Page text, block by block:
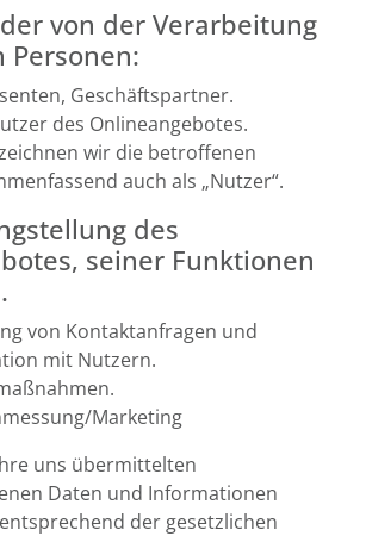
von der Verarbeitung
Geschäftspartner.
des Onlineangebotes.
wir die betroffenen
auch als „Nutzer“.
des
seiner Funktionen
von Kontaktanfragen und
mit Nutzern.
Marketing
uns übermittelten
Daten und Informationen
der gesetzlichen